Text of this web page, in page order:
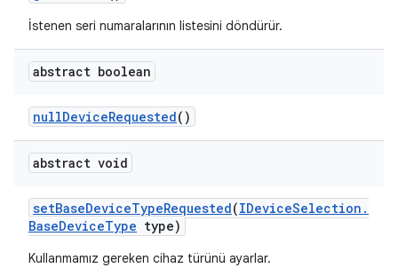
İstenen seri numaralarının listesini döndürür.
abstract boolean
nullDeviceRequested()
abstract void
setBaseDeviceTypeRequested(IDeviceSelection .
BaseDeviceType type)
Kullanmamız gereken cihaz türünü ayarlar.